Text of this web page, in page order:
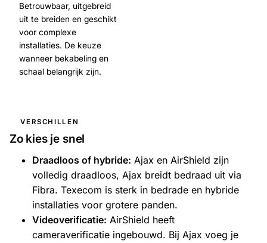
Betrouwbaar, uitgebreid
uit te breiden en geschikt
voor complexe
installaties. De keuze
wanneer bekabeling en
schaal belangrijk zijn.
VERSCHILLEN
Zo kies je snel
Draadloos of hybride: Ajax en AirShield zijn
volledig draadloos, Ajax breidt bedraad uit via
Fibra. Texecom is sterk in bedrade en hybride
installaties voor grotere panden.
Videoverificatie: AirShield heeft
cameraverificatie ingebouwd. Bij Ajax voeg je